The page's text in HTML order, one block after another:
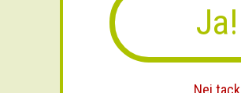
Ja!
Nej tack